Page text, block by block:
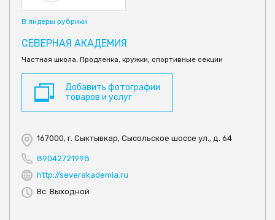
В лидеры рубрики
СЕВЕРНАЯ АКАДЕМИЯ
Частная школа. Продленка, кружки, спортивные секции
Добавить фотографии
товаров и услуг
167000, г. Сыктывкар, Сысольское шоссе ул., д. 64
89042721998
http://severakademia.ru
Вс: Выходной